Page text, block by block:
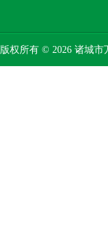
版权所有 © 2026 诸城市